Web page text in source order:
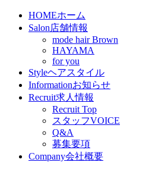
HOMEホーム
Salon店舗情報
mode hair Brown
HAYAMA
for you
Styleヘアスタイル
Informationお知らせ
Recruit求人情報
Recruit Top
スタッフVOICE
Q&A
募集要項
Company会社概要